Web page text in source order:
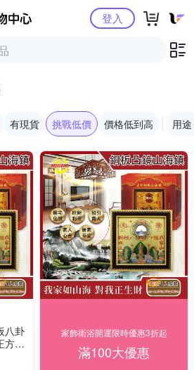
Yahoo購物中心登入
有現貨 挑戰低價 價格低到高 用途
八卦
方形
家飾衛浴開運限時優惠3折起
滿100大優惠